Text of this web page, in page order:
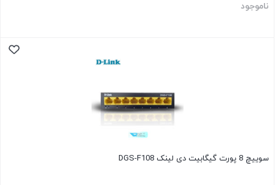
ناموجود
سوییچ 8 پورت گیگابیت دی لینک DGS-F108